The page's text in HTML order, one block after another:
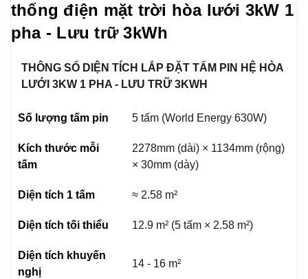
thống điện mặt trời hòa lưới 3kW 1
pha - Lưu trữ 3kWh
THÔNG SỐ DIỆN TÍCH LẮP ĐẶT TẤM PIN HỆ HÒA
LƯỚI 3KW 1 PHA - LƯU TRỮ 3KWH
Số lượng tấm pin 5 tấm (World Energy 630W)
Kích thước mỗi
tấm
2278mm (dài) × 1134mm (rộng)
× 30mm (dày)
Diện tích 1 tấm ≈ 2.58 m²
Diện tích tối thiểu 12.9 m² (5 tấm × 2.58 m²)
Diện tích khuyến
nghị
14 - 16 m²